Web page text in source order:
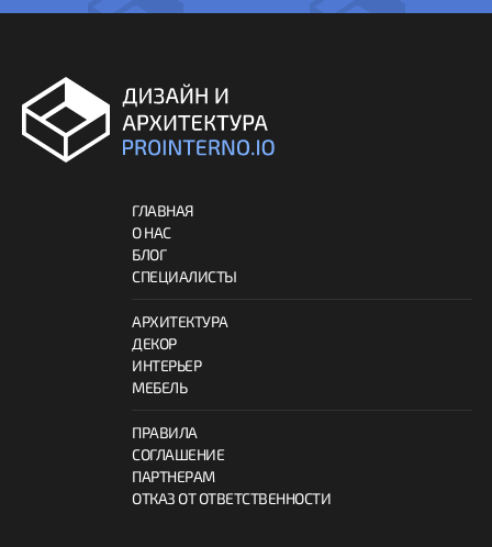
ГЛАВНАЯ
О НАС
БЛОГ
СПЕЦИАЛИСТЫ
АРХИТЕКТУРА
ДЕКОР
ИНТЕРЬЕР
МЕБЕЛЬ
ПРАВИЛА
СОГЛАШЕНИЕ
ПАРТНЕРАМ
ОТКАЗ ОТ ОТВЕТСТВЕННОСТИ